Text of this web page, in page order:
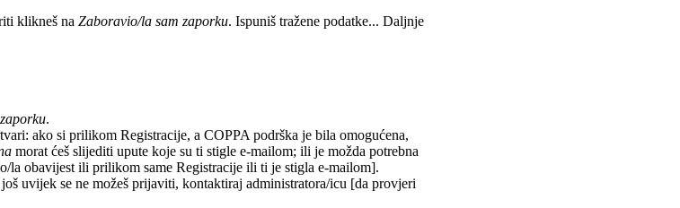
klikneš na Zaboravio/la sam zaporku. Ispuniš tražene podatke... Daljnje
zaporku.
ako si prilikom Registracije, a COPPA podrška je bila omogućena,
morat ćeš slijediti upute koje su ti stigle e-mailom; ili je možda potrebna
la obavijest ili prilikom same Registracije ili ti je stigla e-mailom].
uvijek se ne možeš prijaviti, kontaktiraj administratora/icu [da provjeri